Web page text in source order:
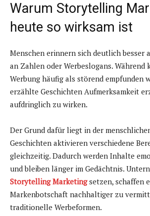
Warum Storytelling
heute so wirksam ist
Menschen erinnern sich deutlich besser
an Zahlen oder Werbeslogans. Während
Werbung häufig als störend empfunden
erzählte Geschichten Aufmerksamkeit
aufdringlich zu wirken.
Der Grund dafür liegt in der
Geschichten aktivieren verschiedene
gleichzeitig. Dadurch werden Inhalte
und bleiben länger im Gedächtnis.
Storytelling Marketingsetzen, schaffen
Markenbotschaft nachhaltiger zu
traditionelle Werbeformen.